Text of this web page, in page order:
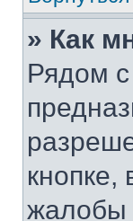
» Как
Рядом
жалобы